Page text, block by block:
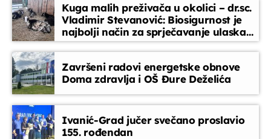
Kuga malih preživača u okolici – dr.sc.
Vladimir Stevanović: Biosigurnost je
najbolji način za sprječavanje ulaska
bolesti
Završeni radovi energetske obnove
Doma zdravlja i OŠ Đure Deželića
Ivanić-Grad jučer svečano proslavio
155. rođendan